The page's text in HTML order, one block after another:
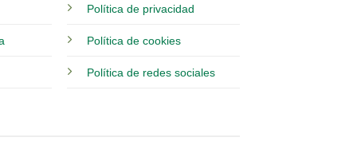
Política de privacidad
Política de cookies
Política de redes sociales